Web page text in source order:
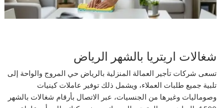
شغالات اريتريا بالشهر الرياض
تسعى شركات تأجير العمالة المنزلية بالرياض حي المروج والواحة إلى
تلبية جميع طلبات العملاء، ويشمل ذلك توفير عاملات كينيات
وصوماليات وغيرها من الجنسيات، عبر الاتصال بأرقام شغالات بالشهر